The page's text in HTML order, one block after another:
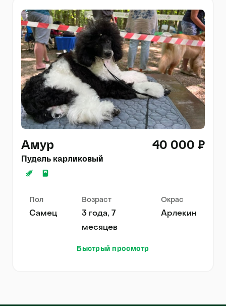
Амур 40 000 ₽
Пудель карликовый
Пол
Самец
Возраст
3 года, 7
месяцев
Окрас
Арлекин
Быстрый просмотр